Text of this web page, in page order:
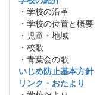
・学校の沿革
・学校の位置と概要
・児童・地域
・校歌
・青葉会の歌
いじめ防止基本方針
リンク・おたより